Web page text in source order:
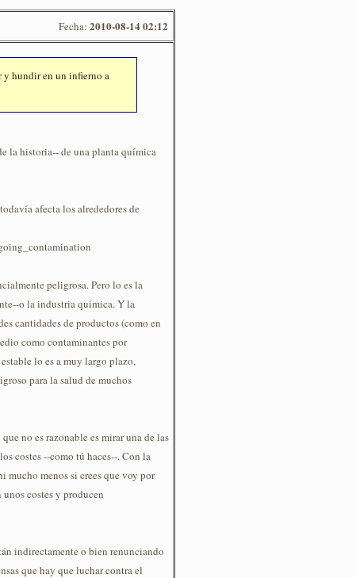
Fecha: 2010-08-14 02:12
y hundir en un infierno a
la historia-- de una planta química
afecta los alrededores de
peligrosa. Pero lo es la
o la industria química. Y la
cantidades de productos (como en
como contaminantes por
lo es a muy largo plazo,
para la salud de muchos
no es razonable es mirar una de las
costes --como tú haces--. Con la
mucho menos si crees que voy por
costes y producen
indirectamente o bien renunciando
que hay que luchar contra el